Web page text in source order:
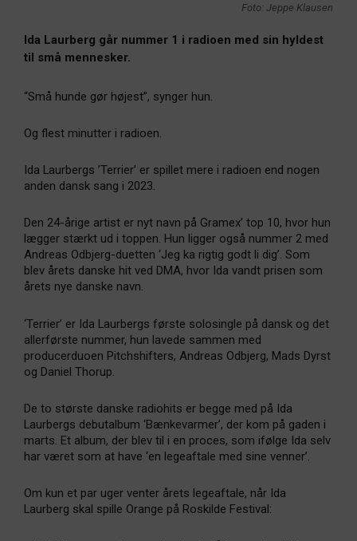
Foto: Jeppe Klausen
Ida Laurberg går nummer 1 i radioen med sin hyldest
til små mennesker.
“Små hunde gør højest”, synger hun.
Og flest minutter i radioen.
Ida Laurbergs ’Terrier’ er spillet mere i radioen end nogen
anden dansk sang i 2023.
Den 24-årige artist er nyt navn på Gramex’ top 10, hvor hun
lægger stærkt ud i toppen. Hun ligger også nummer 2 med
Andreas Odbjerg-duetten ‘Jeg ka rigtig godt li dig’. Som
blev årets danske hit ved DMA, hvor Ida vandt prisen som
årets nye danske navn.
‘Terrier’ er Ida Laurbergs første solosingle på dansk og det
allerførste nummer, hun lavede sammen med
producerduoen Pitchshifters, Andreas Odbjerg, Mads Dyrst
og Daniel Thorup.
De to største danske radiohits er begge med på Ida
Laurbergs debutalbum ‘Bænkevarmer’, der kom på gaden i
marts. Et album, der blev til i en proces, som ifølge Ida selv
har været som at have ‘en legeaftale med sine venner’.
Om kun et par uger venter årets legeaftale, når Ida
Laurberg skal spille Orange på Roskilde Festival: